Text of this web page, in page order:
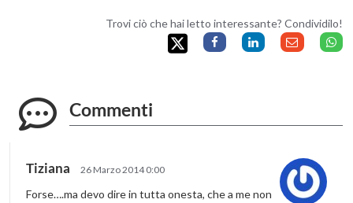
Trovi ciò che hai letto interessante? Condividilo!
Commenti
Tiziana 26 Marzo 2014 0:00
Forse….ma devo dire in tutta onesta, che a me non